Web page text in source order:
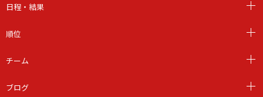
日程・結果
順位
チーム
ブログ